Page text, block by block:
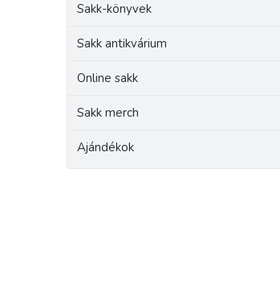
Sakk-könyvek
Sakk antikvárium
Online sakk
Sakk merch
Ajándékok